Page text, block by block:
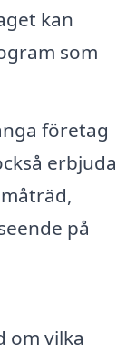
kan
som
företag
erbjuda
på
om vilka